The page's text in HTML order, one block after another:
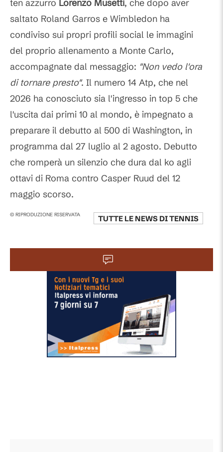
ten azzurro Lorenzo Musetti, che dopo aver
saltato Roland Garros e Wimbledon ha
condiviso sui propri profili social le immagini
del proprio allenamento a Monte Carlo,
accompagnate dal messaggio: "Non vedo l'ora
di tornare presto". Il numero 14 Atp, che nel
2026 ha conosciuto sia l'ingresso in top 5 che
l'uscita dai primi 10 al mondo, è impegnato a
preparare il debutto al 500 di Washington, in
programma dal 27 luglio al 2 agosto. Debutto
che romperà un silenzio che dura dal ko agli
ottavi di Roma contro Casper Ruud del 12
maggio scorso.
© RIPRODUZIONE RISERVATA TUTTE LE NEWS DITENNIS